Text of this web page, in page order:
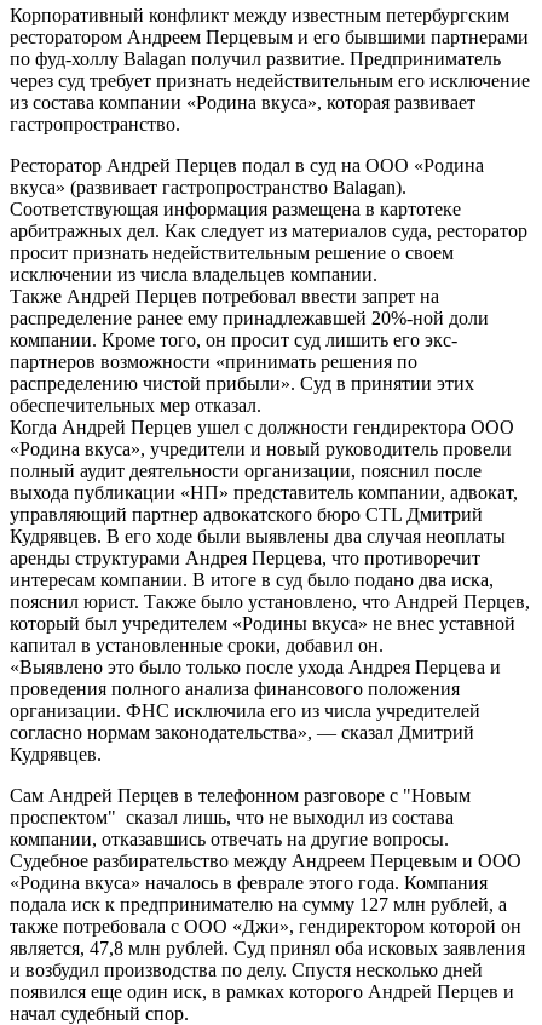
Корпоративный конфликт между известным петербургским
ресторатором Андреем Перцевым и его бывшими партнерами
по фуд-холлу Balagan получил развитие. Предприниматель
через суд требует признать недействительным его исключение
из состава компании «Родина вкуса», которая развивает
гастропространство.
Ресторатор Андрей Перцев подал в суд на ООО «Родина
вкуса» (развивает гастропространство Balagan).
Соответствующая информация размещена в картотеке
арбитражных дел. Как следует из материалов суда, ресторатор
просит признать недействительным решение о своем
исключении из числа владельцев компании.
Также Андрей Перцев потребовал ввести запрет на
распределение ранее ему принадлежавшей 20%-ной доли
компании. Кроме того, он просит суд лишить его экс-
партнеров возможности «принимать решения по
распределению чистой прибыли». Суд в принятии этих
обеспечительных мер отказал.
Когда Андрей Перцев ушел с должности гендиректора ООО
«Родина вкуса», учредители и новый руководитель провели
полный аудит деятельности организации, пояснил после
выхода публикации «НП» представитель компании, адвокат,
управляющий партнер адвокатского бюро CTL Дмитрий
Кудрявцев. В его ходе были выявлены два случая неоплаты
аренды структурами Андрея Перцева, что противоречит
интересам компании. В итоге в суд было подано два иска,
пояснил юрист. Также было установлено, что Андрей Перцев,
который был учредителем «Родины вкуса» не внес уставной
капитал в установленные сроки, добавил он.
«Выявлено это было только после ухода Андрея Перцева и
проведения полного анализа финансового положения
организации. ФНС исключила его из числа учредителей
согласно нормам законодательства», — сказал Дмитрий
Кудрявцев.
Сам Андрей Перцев в телефонном разговоре с "Новым
проспектом" сказал лишь, что не выходил из состава
компании, отказавшись отвечать на другие вопросы.
Судебное разбирательство между Андреем Перцевым и ООО
«Родина вкуса» началось в феврале этого года. Компания
подала иск к предпринимателю на сумму 127 млн рублей, а
также потребовала с ООО «Джи», гендиректором которой он
является, 47,8 млн рублей. Суд принял оба исковых заявления
и возбудил производства по делу. Спустя несколько дней
появился еще один иск, в рамках которого Андрей Перцев и
начал судебный спор.